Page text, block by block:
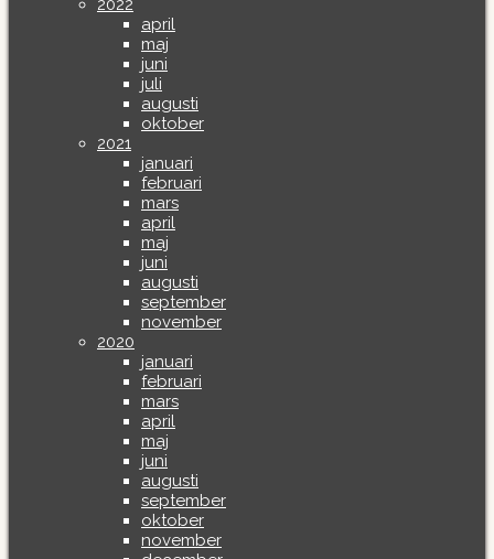
2022
april
maj
juni
juli
augusti
oktober
2021
januari
februari
mars
april
maj
juni
augusti
september
november
2020
januari
februari
mars
april
maj
juni
augusti
september
oktober
november